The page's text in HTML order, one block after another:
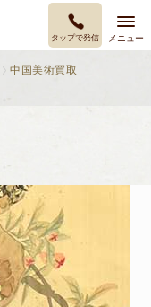
タップで発信 メニュー
中国美術買取